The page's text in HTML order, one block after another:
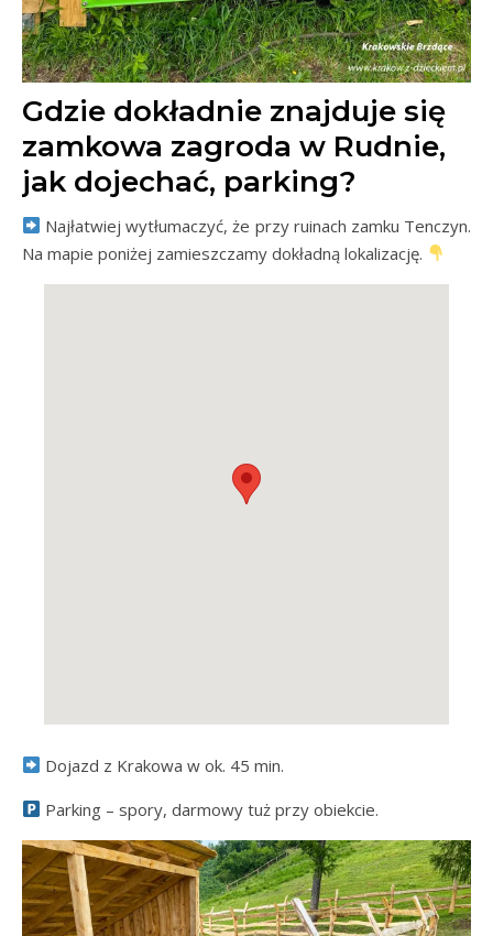
Gdzie dokładnie znajduje się
zamkowa zagroda w Rudnie,
jak dojechać, parking?
Najłatwiej wytłumaczyć, że przy ruinach zamku Tenczyn.
Na mapie poniżej zamieszczamy dokładną lokalizację.
Dojazd z Krakowa w ok. 45 min.
Parking – spory, darmowy tuż przy obiekcie.